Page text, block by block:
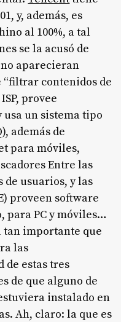
y, además, es
al 100%, a tal
se la acusó de
aparecieran
“filtrar contenidos de
provee
un sistema tipo
además de
para móviles,
Entre las
usuarios, y las
proveen software
para PC y móviles…
tan importante que
las
de estas tres
de que alguno de
instalado en
Ah, claro: la que es